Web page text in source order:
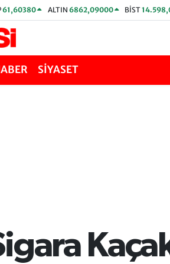
61,60380 ALTIN 6862,09000 BİST
SİYASET